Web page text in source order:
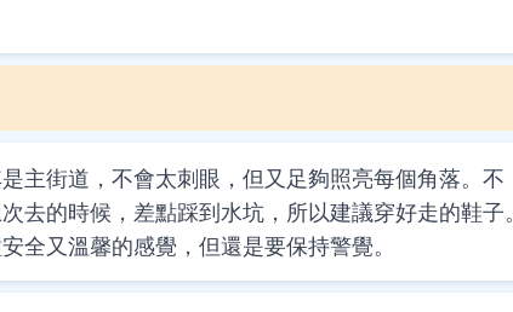
主街道，不會太刺眼，但又足夠照亮每個角落。不
去的時候，差點踩到水坑，所以建議穿好走的鞋子。
全又溫馨的感覺，但還是要保持警覺。